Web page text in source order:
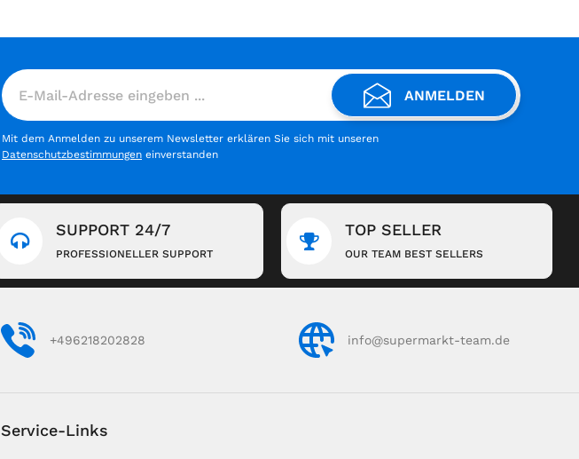
ANMELDEN
Mit dem Anmelden zu unserem Newsletter erklären Sie sich mit unseren
Datenschutzbestimmungen einverstanden
SUPPORT 24/7
PROFESSIONELLER SUPPORT
TOP SELLER
OUR TEAM BEST SELLERS
+496218202828 info@supermarkt-team.de
Service-Links